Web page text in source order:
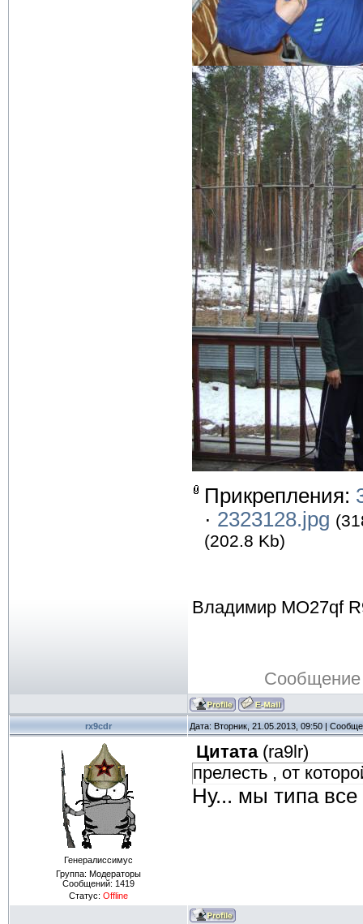
Прикрепления:
· 2323128.jpg
(202.8 Kb)
Владимир MO27qf
Сообщение
rx9cdr Дата: Вторник, 21.05.2013, 09:50 |
Генералиссимус
Группа: Модераторы
Сообщений: 1419
Статус: Offline
Цитата(ra9lr)
прелесть , от
Ну... мы типа